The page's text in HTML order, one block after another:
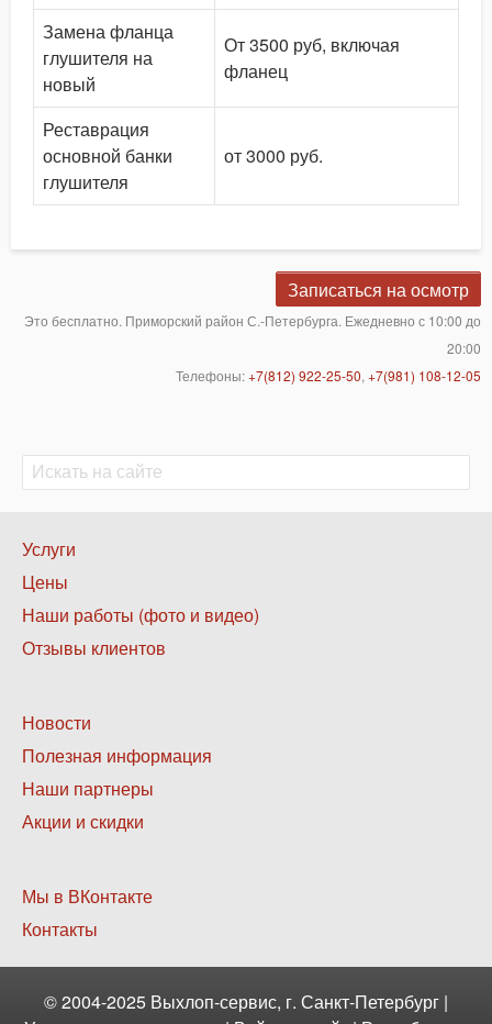
Замена фланца
глушителя на
новый
От 3500 руб, включая
фланец
Реставрация
основной банки
глушителя
от 3000 руб.
Записаться на осмотр
Это бесплатно. Приморский район С.-Петербурга. Ежедневно с 10:00 до
20:00
Телефоны:+7(812) 922-25-50, +7(981) 108-12-05
Поиск
Поиск
Нижнее
меню
1
Услуги
Цены
Наши работы (фото и видео)
Отзывы клиентов
Нижнее
меню
2
Новости
Полезная информация
Наши партнеры
Акции и скидки
Нижнее
меню
3
Мы в ВКонтакте
Контакты
© 2004-2025 Выхлоп-сервис, г. Санкт-Петербург |